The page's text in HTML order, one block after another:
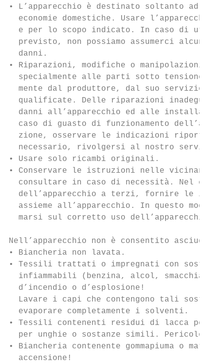
• L’apparecchio è destinato soltanto ad
economie domestiche. Usare l’apparecchio
e per lo scopo indicato. In caso di
previsto, non possiamo assumerci alcuna
  danni.
• Riparazioni, modifiche o manipolazioni
specialmente alle parti sotto tensione,
mente dal produttore, dal suo servizio
qualificate. Delle riparazioni
danni all’apparecchio ed alle
caso di guasto di funzionamento
zione, osservare le indicazioni
necessario, rivolgersi al nostro
• Usare solo ricambi originali.
• Conservare le istruzioni nelle vicinanze
consultare in caso di necessità. Nel
dell’apparecchio a terzi, fornire le
assieme all’apparecchio. In questo modo
marsi sul corretto uso dell’apparecchio
Nell’apparecchio non è consentito asciugare
• Biancheria non lavata.
• Tessili trattati o impregnati con
infiammabili (benzina, alcol,
  d’incendio o d’esplosione!
Lavare i capi che contengono tali
  evaporare completamente i solventi.
• Tessili contenenti residui di lacca
per unghie o sostanze simili. Pericolo
• Biancheria contenente gommapiuma o
  accensione!